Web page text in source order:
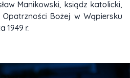
Manikowski, ksiądz katolicki,
Bożej w Wąpiersku
1949 r.